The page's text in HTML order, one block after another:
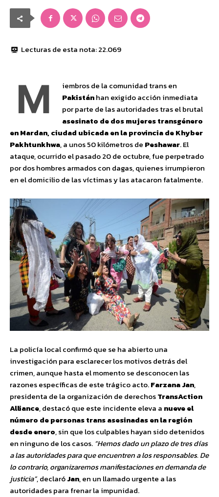
Lecturas de esta nota:22.069
M
iembros de la comunidad trans en
Pakistánhan exigido acción inmediata
por parte de las autoridades tras el brutal
asesinato de dos mujeres transgénero
en Mardan, ciudad ubicada en la provincia de Khyber
Pakhtunkhwa, a unos 50 kilómetros de Peshawar. El
ataque, ocurrido el pasado 20 de octubre, fue perpetrado
por dos hombres armados con dagas, quienes irrumpieron
en el domicilio de las víctimas y las atacaron fatalmente.
La policía local confirmó que se ha abierto una
investigación para esclarecer los motivos detrás del
crimen, aunque hasta el momento se desconocen las
razones específicas de este trágico acto.Farzana Jan,
presidenta de la organización de derechosTransAction
Alliance, destacó que este incidente eleva a nueve el
número de personas trans asesinadas en la región
desde enero, sin que los culpables hayan sido detenidos
en ninguno de los casos. “Hemos dado un plazo de tres días
a las autoridades para que encuentren a los responsables. De
lo contrario, organizaremos manifestaciones en demanda de
justicia”, declaróJan, en un llamado urgente a las
autoridades para frenar la impunidad.